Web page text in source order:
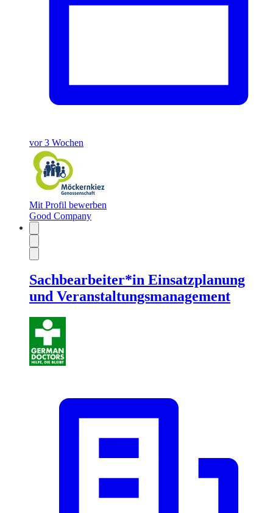
vor 3 Wochen
Mit Profil bewerben
Good Company
Sachbearbeiter*in Einsatzplanung
und Veranstaltungsmanagement